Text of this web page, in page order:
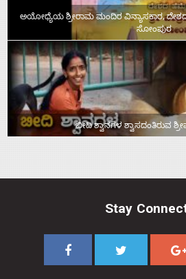
ಅಯೋಧ್ಯೆಯ ಶ್ರೀರಾಮ ಮಂದಿರ ವಿನ್ಯಾಸಕಾರ,
ಸೋಂಪುರ
ಬೀದಿ ಶ್ವಾನಗಳ ಶ್ವಾಸದಂತಿರುವ
Stay